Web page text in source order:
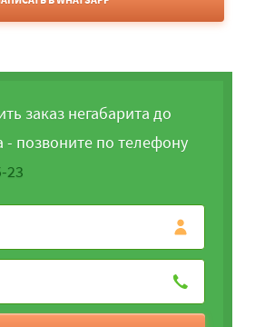
заказ негабарита до
- позвоните по телефону
23